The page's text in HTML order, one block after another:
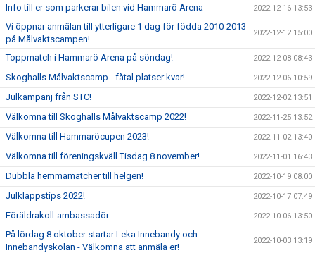
Info till er som parkerar bilen vid Hammarö Arena 2022-12-16 13:53
Vi öppnar anmälan till ytterligare 1 dag för födda 2010-2013
på Målvaktscampen!
2022-12-12 15:00
Toppmatch i Hammarö Arena på söndag! 2022-12-08 08:43
Skoghalls Målvaktscamp - fåtal platser kvar! 2022-12-06 10:59
Julkampanj från STC! 2022-12-02 13:51
Välkomna till Skoghalls Målvaktscamp 2022! 2022-11-25 13:52
Välkomna till Hammaröcupen 2023! 2022-11-02 13:40
Välkomna till föreningskväll Tisdag 8 november! 2022-11-01 16:43
Dubbla hemmamatcher till helgen! 2022-10-19 08:00
Julklappstips 2022! 2022-10-17 07:49
Föräldrakoll-ambassadör 2022-10-06 13:50
På lördag 8 oktober startar Leka Innebandy och
Innebandyskolan - Välkomna att anmäla er!
2022-10-03 13:19